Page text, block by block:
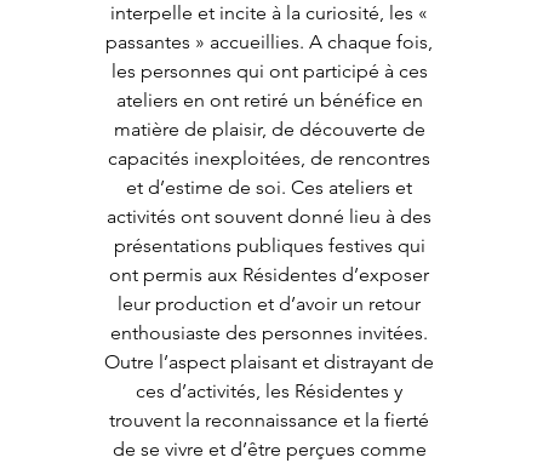
interpelle et incite à la curiosité, les «
passantes » accueillies. A chaque fois,
les personnes qui ont participé à ces
ateliers en ont retiré un bénéfice en
matière de plaisir, de découverte de
capacités inexploitées, de rencontres
et d’estime de soi. Ces ateliers et
activités ont souvent donné lieu à des
présentations publiques festives qui
ont permis aux Résidentes d’exposer
leur production et d’avoir un retour
enthousiaste des personnes invitées.
Outre l’aspect plaisant et distrayant de
ces d’activités, les Résidentes y
trouvent la reconnaissance et la fierté
de se vivre et d’être perçues comme